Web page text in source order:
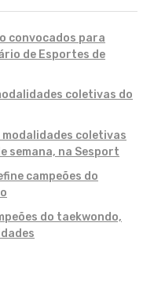
convocados para
de Esportes de
coletivas do
coletivas
semana, na Sesport
campeões do
do taekwondo,